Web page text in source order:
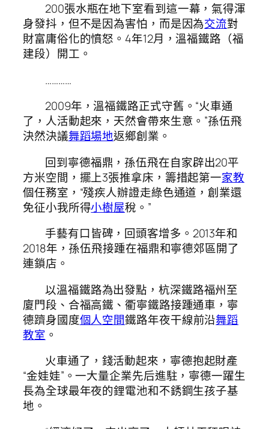
200張水瓶在地下室看到這一幕，氣得渾
身發抖，但不是因為害怕，而是因為交流對
財富庸俗化的憤怒。4年12月，溫福鐵路（福
建段）開工。
…………
2009年，溫福鐵路正式守舊。“火車通
了，人活動起來，天然會帶來生意。”孫伍飛
決然決議舞蹈場地返鄉創業。
回到寧德福鼎，孫伍飛在自家辟出20平
方米空間，擺上3張推拿床，籌措起第一家教
個任務室，“殘疾人辦證走綠色通道，創業還
免征小我所得小樹屋稅。”
手藝有口皆碑，回頭客增多。2013年和
2018年，孫伍飛接踵在福鼎和寧德郊區開了
連鎖店。
以溫福鐵路為出發點，杭深鐵路福州至
廈門段、合福高鐵、衢寧鐵路接踵通車，寧
德躋身國度個人空間鐵路年夜干線前沿舞蹈
教室 。
火車通了，錢活動起來，寧德抱起財產
“金娃娃”。一大量企業先后進駐，寧德一躍生
長為全球最年夜的鋰電池和不銹鋼生孩子基
地。